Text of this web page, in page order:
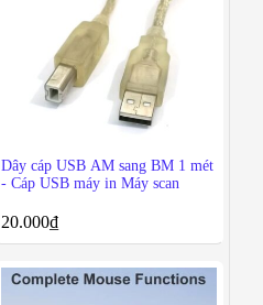
Dây cáp USB AM sang BM 1 mét
- Cáp USB máy in Máy scan
20.000₫